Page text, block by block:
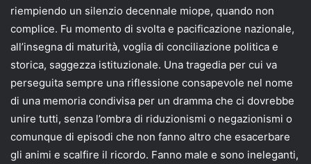
riempiendo un silenzio decennale miope, quando non
complice. Fu momento di svolta e pacificazione nazionale,
all’insegna di maturità, voglia di conciliazione politica e
storica, saggezza istituzionale. Una tragedia per cui va
perseguita sempre una riflessione consapevole nel nome
di una memoria condivisa per un dramma che ci dovrebbe
unire tutti, senza l’ombra di riduzionismi o negazionismi o
comunque di episodi che non fanno altro che esacerbare
gli animi e scalfire il ricordo. Fanno male e sono ineleganti,